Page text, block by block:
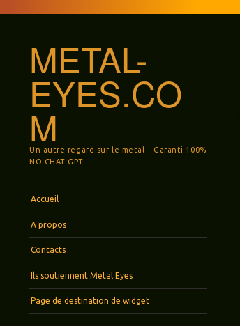
METAL-
EYES.CO
M
Un autre regard sur le metal – Garanti 100%
NO CHAT GPT
Aller au contenu principal
Accueil
A propos
Contacts
Ils soutiennent Metal Eyes
Page de destination de widget